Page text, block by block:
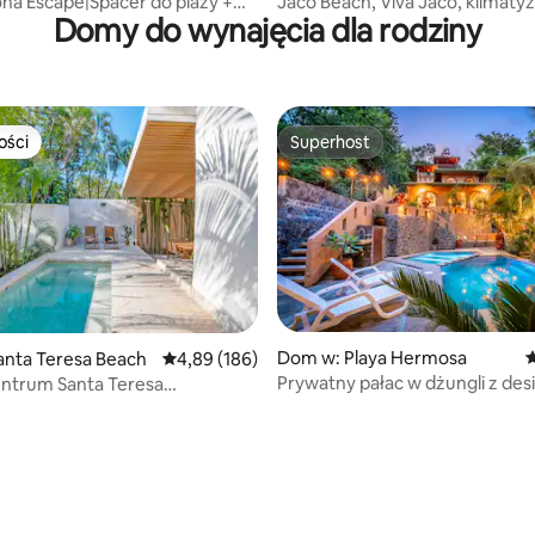
Wi-Fi
CIEPŁA woda, 3 baseny, grill
Domy do wynajęcia dla rodziny
Teresa Beach Średnia ocena: 4,89 na 5, liczba recenzji: 186
4,89 (186)
Santa Teresa
Superhost
Superhost
Dom w: Playa Hermosa
Prywatny pałac w dżungli z